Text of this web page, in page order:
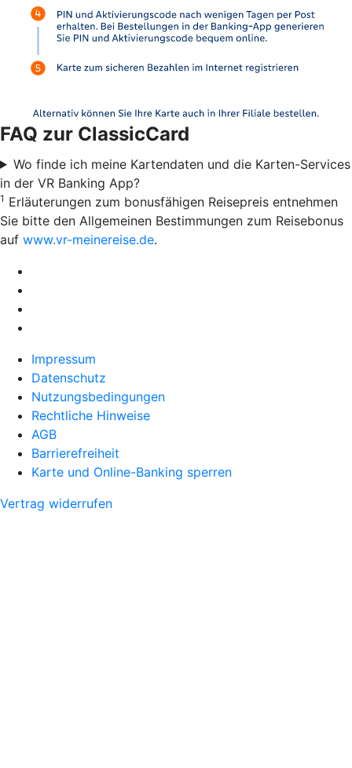
FAQ zur ClassicCard
Wo finde ich meine Kartendaten und die Karten-Services
in der VR Banking App?
1 Erläuterungen zum bonusfähigen Reisepreis entnehmen
Sie bitte den Allgemeinen Bestimmungen zum Reisebonus
auf www.vr-meinereise.de.
Impressum
Datenschutz
Nutzungsbedingungen
Rechtliche Hinweise
AGB
Barrierefreiheit
Karte und Online-Banking sperren
Vertrag widerrufen